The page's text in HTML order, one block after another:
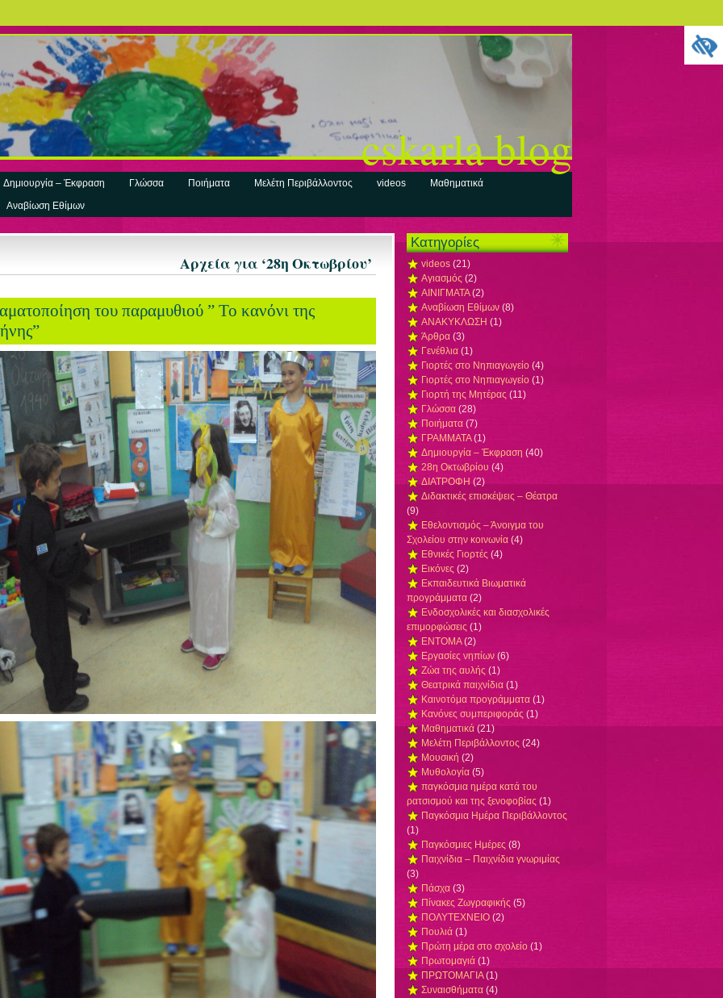
cskarla blog
Δημιουργία – Έκφραση Γλώσσα Ποιήματα Μελέτη Περιβάλλοντος videos
Μαθηματικά
Αναβίωση Εθίμων
Αρχεία για ‘28η Οκτωβρίου’
του παραμυθιού ” Το κανόνι της
Kατηγορίες
videos (21)
Αγιασμός (2)
ΑΙΝΙΓΜΑΤΑ(2)
Αναβίωση Εθίμων (8)
ΑΝΑΚΥΚΛΩΣΗ (1)
Άρθρα (3)
Γενέθλια (1)
Γιορτές στο Νηπιαγωγείο (4)
Γιορτές στο Νηπιαγωγείο (1)
Γιορτή της Μητέρας (11)
Γλώσσα (28)
Ποιήματα (7)
ΓΡΑΜΜΑΤΑ(1)
Δημιουργία – Έκφραση (40)
28η Οκτωβρίου (4)
ΔΙΑΤΡΟΦΗ (2)
Διδακτικές επισκέψεις – Θέατρα
(9)
Εθελοντισμός – Άνοιγμα του
Σχολείου στην κοινωνία (4)
Εθνικές Γιορτές (4)
Εικόνες (2)
Εκπαιδευτικά Βιωματικά
προγράμματα (2)
Ενδοσχολικές και διασχολικές
επιμορφώσεις (1)
ΕΝΤΟΜΑ(2)
Εργασίες νηπίων (6)
Ζώα της αυλής (1)
Θεατρικά παιχνίδια (1)
Καινοτόμα προγράμματα (1)
Κανόνες συμπεριφοράς (1)
Μαθηματικά (21)
Μελέτη Περιβάλλοντος (24)
Μουσική (2)
Μυθολογία (5)
παγκόσμια ημέρα κατά του
ρατσισμού και της ξενοφοβίας (1)
Παγκόσμια Ημέρα Περιβάλλοντος
(1)
Παγκόσμιες Ημέρες (8)
Παιχνίδια – Παιχνίδια γνωριμίας
(3)
Πάσχα (3)
Πίνακες Ζωγραφικής (5)
ΠΟΛΥΤΕΧΝΕΙΟ (2)
Πουλιά (1)
Πρώτη μέρα στο σχολείο (1)
Πρωτομαγιά (1)
ΠΡΩΤΟΜΑΓΙΑ(1)
Συναισθήματα (4)